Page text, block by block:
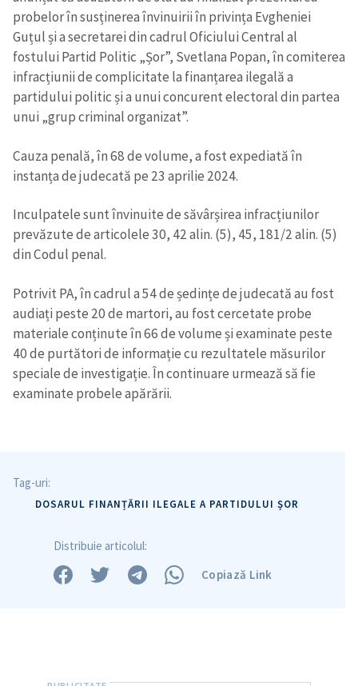
probelor în susținerea învinuirii în privința Evgheniei
Guțul și a secretarei din cadrul Oficiului Central al
fostului Partid Politic „Șor”, Svetlana Popan, în comiterea
infracțiunii de complicitate la finanțarea ilegală a
partidului politic și a unui concurent electoral din partea
unui „grup criminal organizat”.
Cauza penală, în 68 de volume, a fost expediată în
instanța de judecată pe 23 aprilie 2024.
Inculpatele sunt învinuite de săvârșirea infracțiunilor
prevăzute de articolele 30, 42 alin. (5), 45, 181/2 alin. (5)
din Codul penal.
Potrivit PA, în cadrul a 54 de ședințe de judecată au fost
audiați peste 20 de martori, au fost cercetate probe
materiale conținute în 66 de volume și examinate peste
40 de purtători de informație cu rezultatele măsurilor
speciale de investigație. În continuare urmează să fie
examinate probele apărării.
Tag-uri:
DOSARUL FINANȚĂRII ILEGALE A PARTIDULUI ȘOR
Distribuie articolul:
Copiază Link